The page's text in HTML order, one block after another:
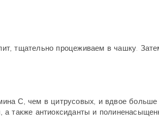
тщательно процеживаем в чашку.
С, чем в цитрусовых, и вдвое больше
также антиоксиданты и